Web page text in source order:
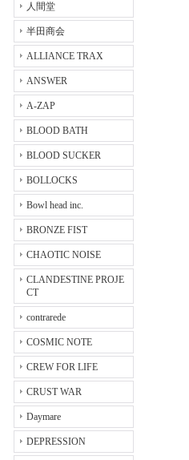
人間堂
半田商会
ALLIANCE TRAX
ANSWER
A-ZAP
BLOOD BATH
BLOOD SUCKER
BOLLOCKS
Bowl head inc.
BRONZE FIST
CHAOTIC NOISE
CLANDESTINE PROJE
CT
contrarede
COSMIC NOTE
CREW FOR LIFE
CRUST WAR
Daymare
DEPRESSION